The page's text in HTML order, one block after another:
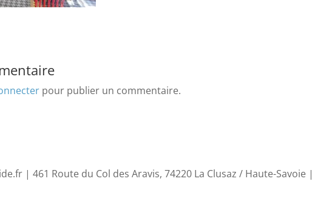
pour publier un commentaire.
| 461 Route du Col des Aravis, 74220 La Clusaz / Haute-Savoie |